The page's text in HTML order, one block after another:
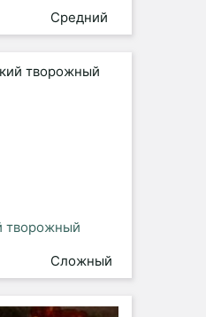
Средний
творожный
Сложный